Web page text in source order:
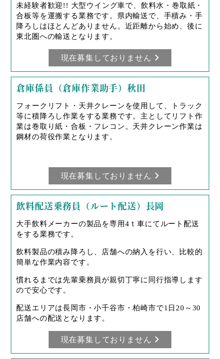
未経験者歓迎!! 大型ウイング車で、飲料水・巻取紙・
合板等を運搬する業務です。県内輸送で、手積み・手
降ろしはほとんどありません。近距離から始め、後に
東北圏への輸送となります。
現在募集しておりません
倉庫係員（倉庫作業助手）秋田
フォークリフト・天井クレーンを使用して、トラック
等に積降ろし作業をする業務です。主としてリフト作
業は巻取り紙・合板・フレコン。天井クレーン作業は
鋼材の荷役作業となります。
現在募集しておりません
飲料配送乗務員（ルート配送）長岡
大手飲料メーカーの製品を専用4ｔ車にてルート配送
をする業務です。
飲料製品の積み降ろし、店舗への納入を行い、比較的
簡単な作業内容です。
慣れるまでは先輩乗務員が親切丁寧に同行指導します
ので安心です。
配送エリアは長岡市・小千谷市・柏崎市で1日20～30
店舗への配送となります。
現在募集しておりません